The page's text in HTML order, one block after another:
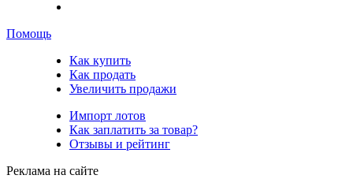
Помощь
Как купить
Как продать
Увеличить продажи
Импорт лотов
Как заплатить за товар?
Отзывы и рейтинг
Реклама на сайте